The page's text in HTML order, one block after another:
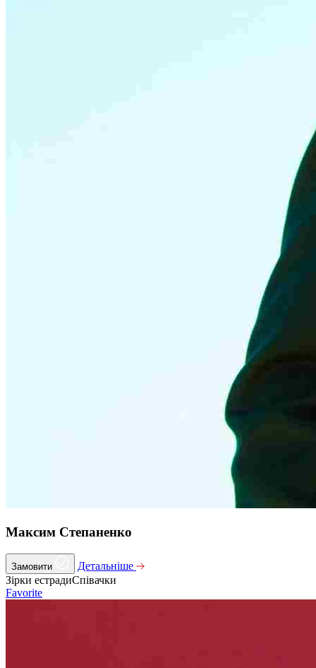
Максим Степаненко
Замовити
Детальніше
Зірки естрадиСпівачки
Favorite